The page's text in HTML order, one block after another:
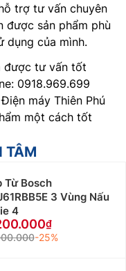
trợ tư vấn chuyên
được sản phẩm phù
dụng của mình.
được tư vấn tốt
0918.969.699
máy Thiên Phú
một cách tốt
TÂM
Từ Bosch
3 Vùng Nấu
4
-25%